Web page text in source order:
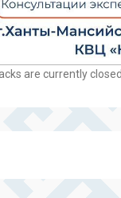
are currently